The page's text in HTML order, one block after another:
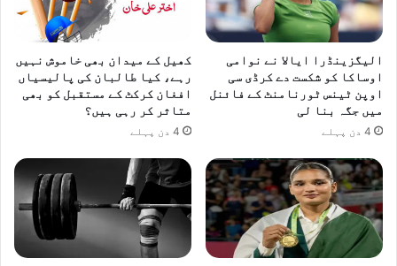
الیگزینڈرا ایالا نے نوامی
اوساکا کو شکست دے کرڈی سی
اوپن ٹینس ٹورنامنٹ کے فائنل
میں جگہ بنا لی
4 دن پہلے
کھیل کے میدان بھی خاموش نہیں
رہے، کیا طالبان کی پالیسیاں
افغان کرکٹ کے مستقبل کو بھی
متاثر کر رہی ہیں؟
4 دن پہلے